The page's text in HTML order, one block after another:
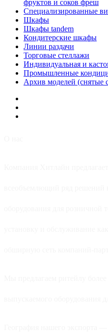
фруктов и соков фреш
Специализированные
Шкафы
Шкафы tandem
Кондитерские шкафы
Линии раздачи
Торговые стеллажи
Индивидуальная и
Промышленные
Архив моделей (снятые